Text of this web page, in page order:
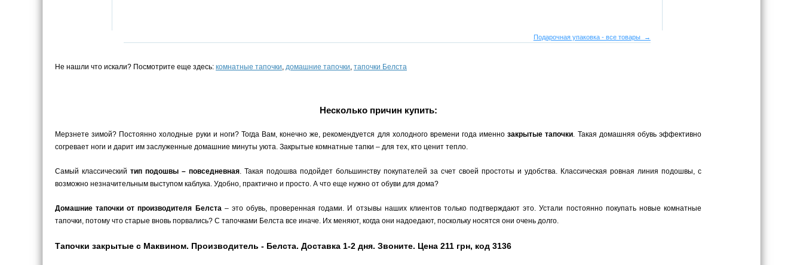
Подарочная упаковка - все товары →
Не нашли что искали? Посмотрите еще здесь: комнатные тапочки домашние тапочки тапочки Белста
Несколько причин купить:
Мерзнете зимой? Постоянно холодные руки и ноги? Тогда Вам, конечно же, рекомендуется для холодного времени года именнозакрытые тапочки . Такая домашняя обувь эффективно
согревает ноги и дарит им заслуженные домашние минуты уюта. Закрытые комнатные тапки – для тех, кто ценит тепло.
Самый классический тип подошвы – повседневная . Такая подошва подойдет большинству покупателей за счет своей простоты и удобства. Классическая ровная линия подошвы, с
возможно незначительным выступом каблука. Удобно, практично и просто. А что еще нужно от обуви для дома?
Домашние тапочки от производителя Белста – это обувь, проверенная годами. И отзывы наших клиентов только подтверждают это. Устали постоянно покупать новые комнатные
тапочки, потому что старые вновь порвались? С тапочками Белста все иначе. Их меняют, когда они надоедают, поскольку носятся они очень долго.
Тапочки закрытые с Маквином. Производитель - Белста. Доставка 1-2 дня. Звоните. Цена 211 грн, код 3136